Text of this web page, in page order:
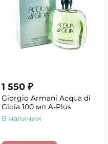
1 550 ₽
Giorgio Armani Acqua di
Gioia 100 мл A-Plus
В наличии